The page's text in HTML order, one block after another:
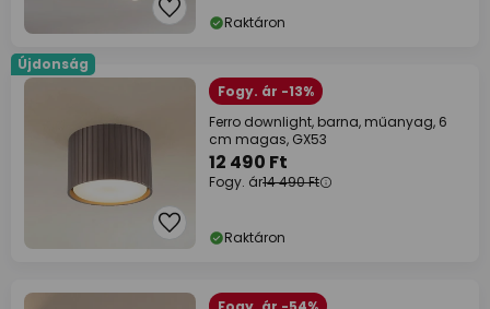
Raktáron
Újdonság
Fogy. ár -13%
Ferro downlight, barna, műanyag, 6
cm magas, GX53
12 490 Ft
Fogy. ár14 490 Ft
Raktáron